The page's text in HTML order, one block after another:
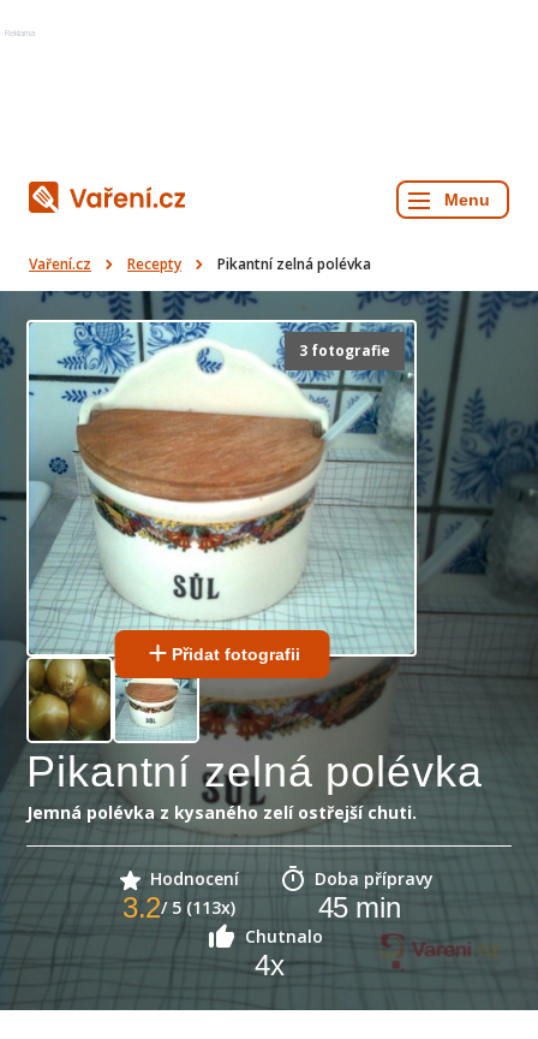
Reklama
Vaření.cz Recepty Pikantní zelná polévka
3 fotografie
Přidat fotografii
Pikantní zelná polévka
Jemná polévka z kysaného zelí ostřejší chuti.
Hodnocení
3.2/ 5 (113x)
Doba přípravy
45min
Chutnalo
4x